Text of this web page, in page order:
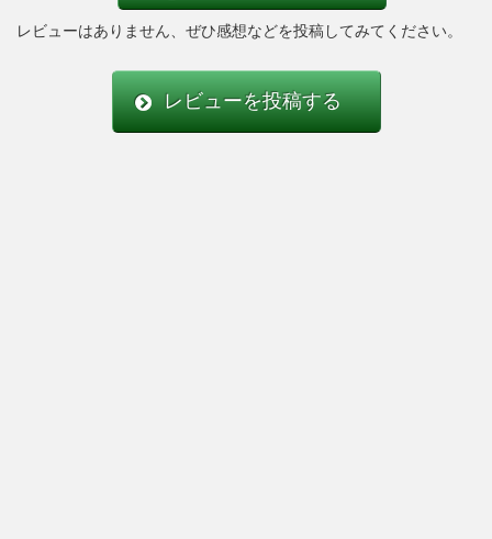
レビューはありません、ぜひ感想などを投稿してみてください。
レビューを投稿する